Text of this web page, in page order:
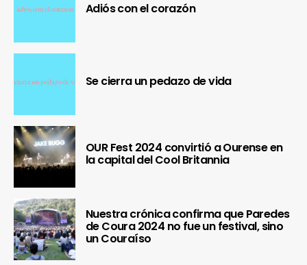
Adiós con el corazón
Se cierra un pedazo de vida
OUR Fest 2024 convirtió a Ourense en
la capital del Cool Britannia
Nuestra crónica confirma que Paredes
de Coura 2024 no fue un festival, sino
un Couraíso